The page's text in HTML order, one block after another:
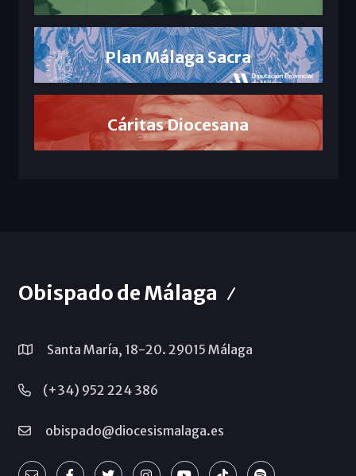
Plan Málaga Sacra
Cáritas Diocesana
Obispado de Málaga
Santa María, 18-20. 29015 Málaga
(+34) 952 224 386
obispado@diocesismalaga.es